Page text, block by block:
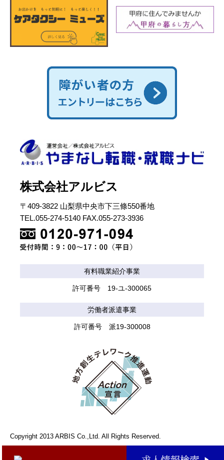
株式会社アルビス
〒409-3822 山梨県中央市下三條550番地
TEL.055-274-5140 FAX.055-273-3936
有料職業紹介事業
許可番号 19-ユ-300065
労働者派遣事業
許可番号 派19-300008
Copyright 2013 ARBIS Co.,Ltd. All Rights Reserved.